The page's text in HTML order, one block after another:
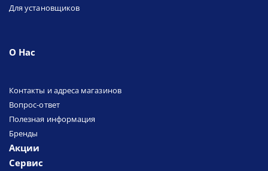
Для установщиков
О Нас
Контакты и адреса магазинов
Вопрос-ответ
Полезная информация
Бренды
Акции
Сервис